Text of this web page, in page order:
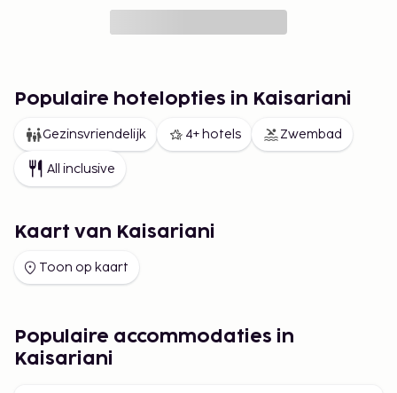
Populaire hotelopties in Kaisariani
Gezinsvriendelijk 4+ hotels Zwembad
All inclusive
Kaart van Kaisariani
Toon op kaart
Populaire accommodaties in
Kaisariani